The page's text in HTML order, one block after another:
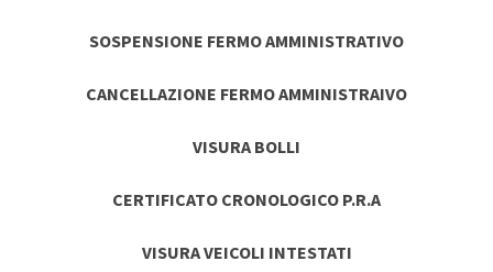
SOSPENSIONE FERMO AMMINISTRATIVO
CANCELLAZIONE FERMO AMMINISTRAIVO
VISURA BOLLI
CERTIFICATO CRONOLOGICO P.R.A
VISURA VEICOLI INTESTATI